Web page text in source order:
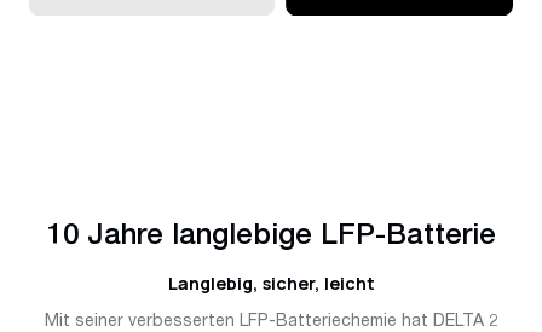
10 Jahre langlebige LFP-Batterie
Langlebig, sicher, leicht
Mit seiner verbesserten LFP-Batteriechemie hat DELTA 2